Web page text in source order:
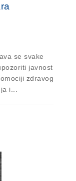
se svake
javnost
zdravog
i...